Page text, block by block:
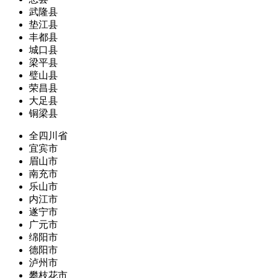
武隆县
垫江县
丰都县
城口县
梁平县
璧山县
荣昌县
大足县
铜梁县
全四川省
宜宾市
眉山市
南充市
乐山市
内江市
遂宁市
广元市
绵阳市
德阳市
泸州市
攀枝花市